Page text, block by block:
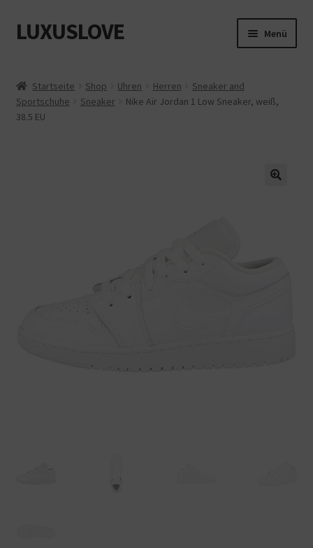
Zur
Navigation
Zum
Inhalt
LUXUSLOVE Menü
Cookie-Richtlinie (EU)
Startseite Shop Uhren Herren
Sneaker and
Sportschuhe
Sneaker
Nike Air Jordan 1 Low Sneaker, weiß,
38.5 EU